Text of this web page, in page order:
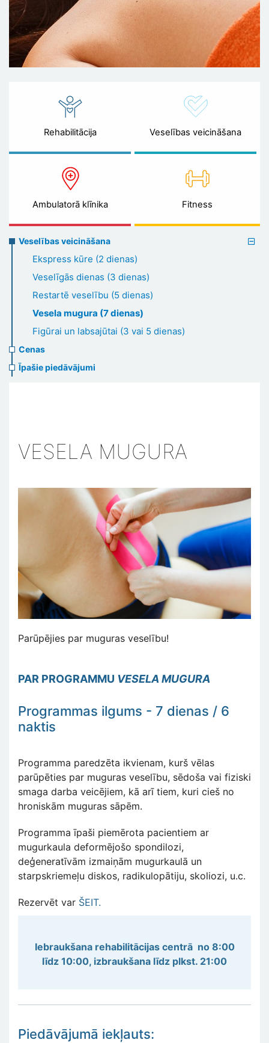
Rehabilitācija Veselības veicināšana
Ambulatorā klīnika Fitness
Preventive
healthcare
Veselības veicināšana
Ekspress kūre (2 dienas)
Veselīgās dienas (3 dienas)
Restartē veselību (5 dienas)
Vesela mugura (7 dienas)
Figūrai un labsajūtai (3 vai 5 dienas)
Cenas
Īpašie piedāvājumi
VESELA MUGURA
Parūpējies par muguras veselību!
PAR PROGRAMMU VESELA MUGURA
Programmas ilgums - 7 dienas / 6
naktis
Programma paredzēta ikvienam, kurš vēlas
parūpēties par muguras veselību, sēdoša vai fiziski
smaga darba veicējiem, kā arī tiem, kuri cieš no
hroniskām muguras sāpēm.
Programma īpaši piemērota pacientiem ar
mugurkaula deformējošo spondilozi,
deģeneratīvām izmaiņām mugurkaulā un
starpskriemeļu diskos, radikulopātiju, skoliozi, u.c.
Rezervēt var ŠEIT.
Iebraukšana rehabilitācijas centrā no 8:00
līdz 10:00, izbraukšana līdz plkst. 21:00
Piedāvājumā iekļauts: